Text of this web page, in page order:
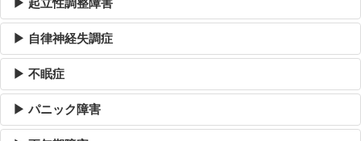
▶ 起立性調整障害
▶ 自律神経失調症
▶ 不眠症
▶ パニック障害